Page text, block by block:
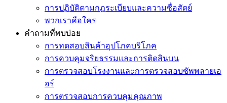
การปฏิบัติตามกฎระเบียบและความซื่อสัตย์
พวกเราคือใคร
คำถามที่พบบ่อย
การทดสอบสินค้าอุปโภคบริโภค
การควบคุมจริยธรรมและการติดสินบน
การตรวจสอบโรงงานและการตรวจสอบซัพพลายเอ
อร์
การตรวจสอบการควบคุมคุณภาพ